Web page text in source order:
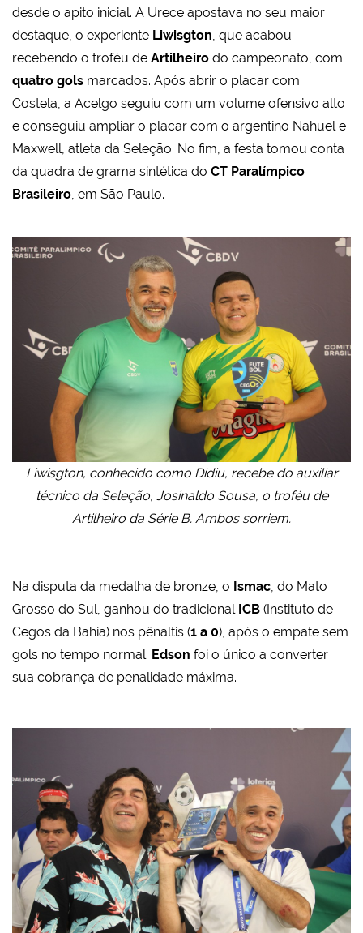
desde o apito inicial. A Urece apostava no seu maior
destaque, o experiente Liwisgton , que acabou
recebendo o troféu de Artilheiro do campeonato, com
quatro gols marcados. Após abrir o placar com
Costela, a Acelgo seguiu com um volume ofensivo alto
e conseguiu ampliar o placar com o argentino Nahuel e
Maxwell, atleta da Seleção. No fim, a festa tomou conta
da quadra de grama sintética do CT Paralímpico
Brasileiro , em São Paulo.
Liwisgton, conhecido como Didiu, recebe do auxiliar
técnico da Seleção, Josinaldo Sousa, o troféu de
Artilheiro da Série B. Ambos sorriem.
Na disputa da medalha de bronze, o Ismac, do Mato
Grosso do Sul, ganhou do tradicional ICB (Instituto de
Cegos da Bahia) nos pênaltis (1 a 0), após o empate sem
gols no tempo normal. Edson foi o único a converter
sua cobrança de penalidade máxima.